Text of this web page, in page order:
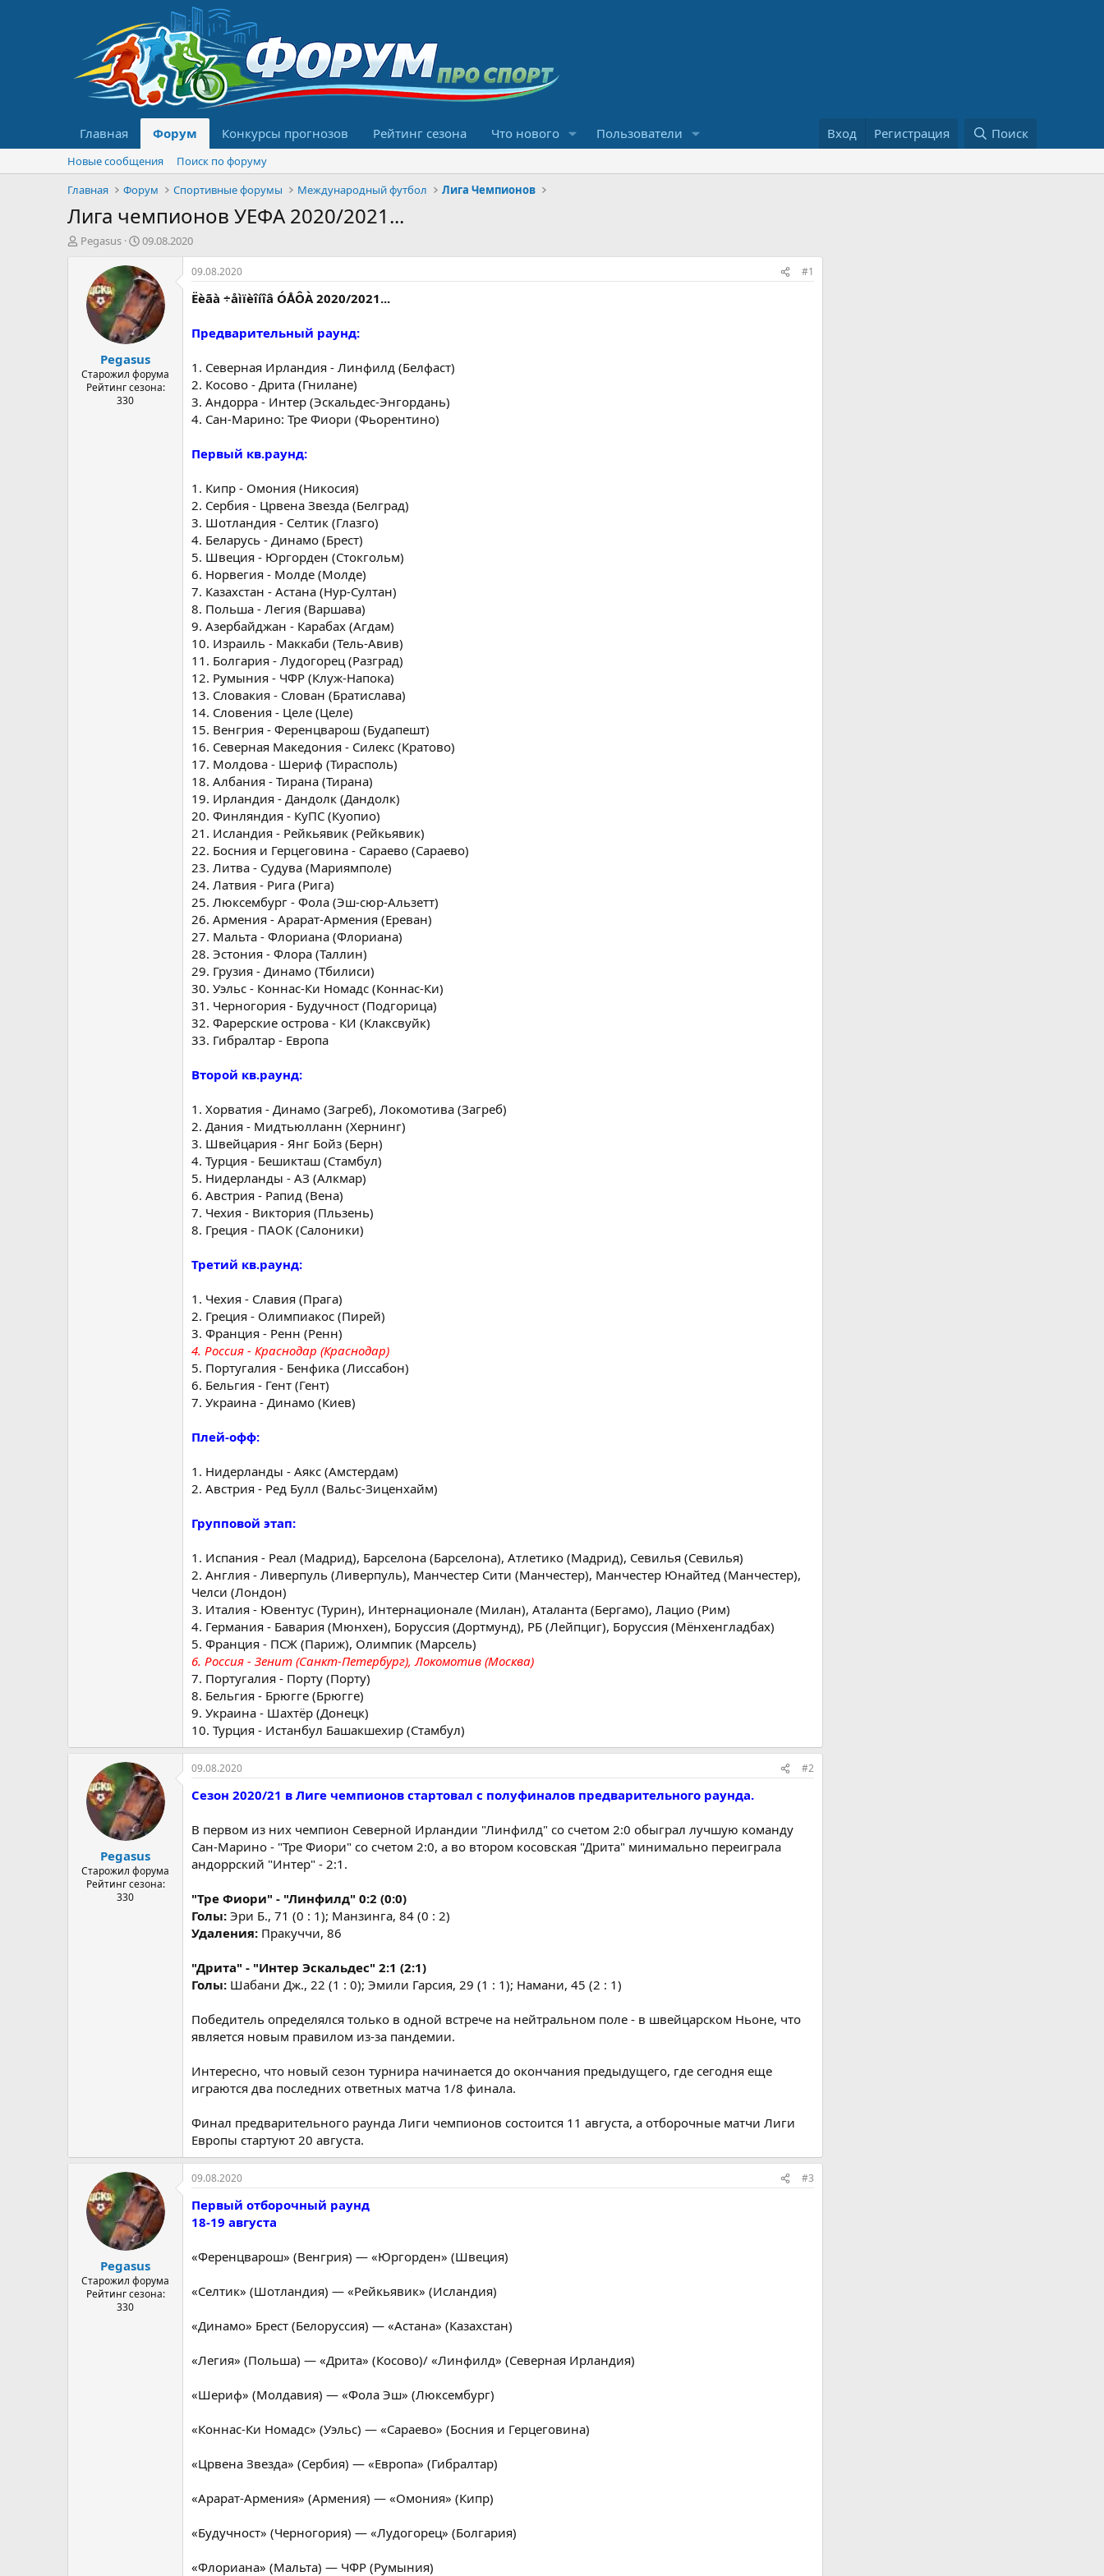
Главная Форум Конкурсы прогнозов Рейтинг сезона Что нового Пользователи Вход Регистрация Поиск
Новые сообщения
Поиск по форуму
Главная
Форум Спортивные форумы Международный футбол Лига Чемпионов
Лига чемпионов УЕФА 2020/2021...
А
Pegasus
Д
т
а
н
а
ч
а
л
а
09.08.2020
Pegasus
Старожил форума
Рейтинг сезона:
330
09.08.2020 #1
Ëèãà ÷åìïèîíîâ ÓÅÔÀ 2020/2021...
Предварительный раунд:
1. Северная Ирландия - Линфилд (Белфаст)
2. Косово - Дрита (Гнилане)
3. Андорра - Интер (Эскальдес-Энгордань)
4. Сан-Марино: Тре Фиори (Фьорентино)
Первый кв.раунд:
1. Кипр - Омония (Никосия)
2. Сербия - Црвена Звезда (Белград)
3. Шотландия - Селтик (Глазго)
4. Беларусь - Динамо (Брест)
5. Швеция - Юргорден (Стокгольм)
6. Норвегия - Молде (Молде)
7. Казахстан - Астана (Нур-Султан)
8. Польша - Легия (Варшава)
9. Азербайджан - Карабах (Агдам)
10. Израиль - Маккаби (Тель-Авив)
11. Болгария - Лудогорец (Разград)
12. Румыния - ЧФР (Клуж-Напока)
13. Словакия - Слован (Братислава)
14. Словения - Целе (Целе)
15. Венгрия - Ференцварош (Будапешт)
16. Северная Македония - Силекс (Кратово)
17. Молдова - Шериф (Тирасполь)
18. Албания - Тирана (Тирана)
19. Ирландия - Дандолк (Дандолк)
20. Финляндия - КуПС (Куопио)
21. Исландия - Рейкьявик (Рейкьявик)
22. Босния и Герцеговина - Сараево (Сараево)
23. Литва - Судува (Мариямполе)
24. Латвия - Рига (Рига)
25. Люксембург - Фола (Эш-сюр-Альзетт)
26. Армения - Арарат-Армения (Ереван)
27. Мальта - Флориана (Флориана)
28. Эстония - Флора (Таллин)
29. Грузия - Динамо (Тбилиси)
30. Уэльс - Коннас-Ки Номадс (Коннас-Ки)
31. Черногория - Будучност (Подгорица)
32. Фарерские острова - КИ (Клаксвуйк)
33. Гибралтар - Европа
Второй кв.раунд:
1. Хорватия - Динамо (Загреб), Локомотива (Загреб)
2. Дания - Мидтьюлланн (Хернинг)
3. Швейцария - Янг Бойз (Берн)
4. Турция - Бешикташ (Стамбул)
5. Нидерланды - АЗ (Алкмар)
6. Австрия - Рапид (Вена)
7. Чехия - Виктория (Пльзень)
8. Греция - ПАОК (Салоники)
Третий кв.раунд:
1. Чехия - Славия (Прага)
2. Греция - Олимпиакос (Пирей)
3. Франция - Ренн (Ренн)
4. Россия - Краснодар (Краснодар)
5. Португалия - Бенфика (Лиссабон)
6. Бельгия - Гент (Гент)
7. Украина - Динамо (Киев)
Плей-офф:
1. Нидерланды - Аякс (Амстердам)
2. Австрия - Ред Булл (Вальс-Зиценхайм)
Групповой этап:
1. Испания - Реал (Мадрид), Барселона (Барселона), Атлетико (Мадрид), Севилья (Севилья)
2. Англия - Ливерпуль (Ливерпуль), Манчестер Сити (Манчестер), Манчестер Юнайтед (Манчестер),
Челси (Лондон)
3. Италия - Ювентус (Турин), Интернационале (Милан), Аталанта (Бергамо), Лацио (Рим)
4. Германия - Бавария (Мюнхен), Боруссия (Дортмунд), РБ (Лейпциг), Боруссия (Мёнхенгладбах)
5. Франция - ПСЖ (Париж), Олимпик (Марсель)
6. Россия - Зенит (Санкт-Петербург), Локомотив (Москва)
7. Португалия - Порту (Порту)
8. Бельгия - Брюгге (Брюгге)
9. Украина - Шахтёр (Донецк)
10. Турция - Истанбул Башакшехир (Стамбул)
Pegasus
Старожил форума
Рейтинг сезона:
330
09.08.2020 #2
Сезон 2020/21 в Лиге чемпионов стартовал с полуфиналов предварительного раунда.
В первом из них чемпион Северной Ирландии "Линфилд" со счетом 2:0 обыграл лучшую команду
Сан-Марино - "Тре Фиори" со счетом 2:0, а во втором косовская "Дрита" минимально переиграла
андоррский "Интер" - 2:1.
"Тре Фиори" - "Линфилд" 0:2 (0:0)
Голы: Эри Б., 71 (0 : 1); Манзинга, 84 (0 : 2)
Удаления: Пракуччи, 86
"Дрита" - "Интер Эскальдес" 2:1 (2:1)
Голы: Шабани Дж., 22 (1 : 0); Эмили Гарсия, 29 (1 : 1); Намани, 45 (2 : 1)
Победитель определялся только в одной встрече на нейтральном поле - в швейцарском Ньоне, что
является новым правилом из-за пандемии.
Интересно, что новый сезон турнира начинается до окончания предыдущего, где сегодня еще
играются два последних ответных матча 1/8 финала.
Финал предварительного раунда Лиги чемпионов состоится 11 августа, а отборочные матчи Лиги
Европы стартуют 20 августа.
Pegasus
Старожил форума
Рейтинг сезона:
330
09.08.2020 #3
Первый отборочный раунд
18-19 августа
«Ференцварош» (Венгрия) — «Юргорден» (Швеция)
«Селтик» (Шотландия) — «Рейкьявик» (Исландия)
«Динамо» Брест (Белоруссия) — «Астана» (Казахстан)
«Легия» (Польша) — «Дрита» (Косово)/ «Линфилд» (Северная Ирландия)
«Шериф» (Молдавия) — «Фола Эш» (Люксембург)
«Коннас-Ки Номадс» (Уэльс) — «Сараево» (Босния и Герцеговина)
«Црвена Звезда» (Сербия) — «Европа» (Гибралтар)
«Арарат-Армения» (Армения) — «Омония» (Кипр)
«Будучност» (Черногория) — «Лудогорец» (Болгария)
«Флориана» (Мальта) — ЧФР (Румыния)